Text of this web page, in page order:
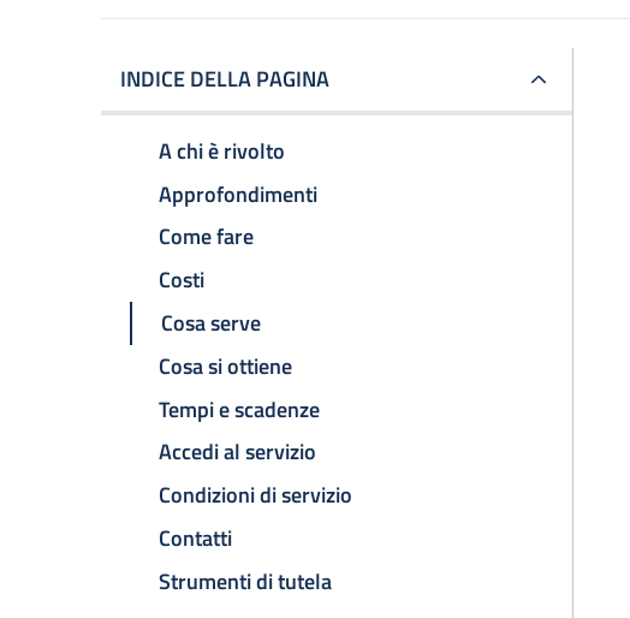
INDICE DELLA PAGINA
A chi è rivolto
Approfondimenti
Come fare
Costi
Cosa serve
Cosa si ottiene
Tempi e scadenze
Accedi al servizio
Condizioni di servizio
Contatti
Strumenti di tutela